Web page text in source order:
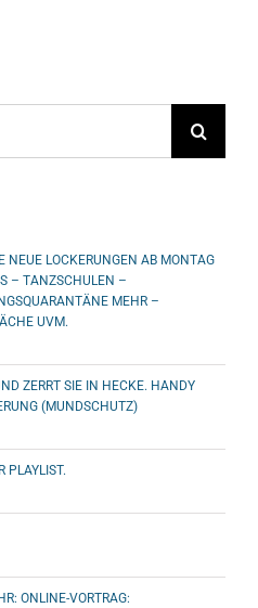
NEUE LOCKERUNGEN AB MONTAG
– TANZSCHULEN –
MEHR –
UVM.
ZERRT SIE IN HECKE. HANDY
(MUNDSCHUTZ)
PLAYLIST.
ONLINE-VORTRAG: